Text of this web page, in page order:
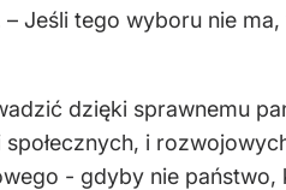
Jeśli tego wyboru nie
dzięki sprawnemu
i
- gdyby nie